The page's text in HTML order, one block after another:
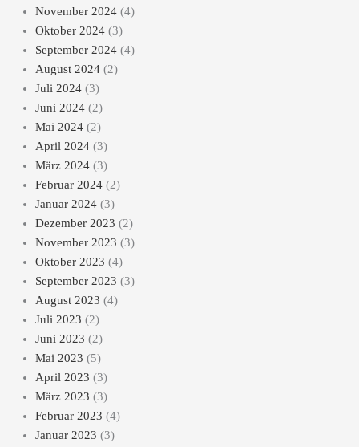
November 2024(4)
Oktober 2024(3)
September 2024(4)
August 2024(2)
Juli 2024(3)
Juni 2024(2)
Mai 2024(2)
April 2024(3)
März 2024(3)
Februar 2024(2)
Januar 2024(3)
Dezember 2023 (2)
November 2023 (3)
Oktober 2023 (4)
September 2023 (3)
August 2023 (4)
Juli 2023 (2)
Juni 2023 (2)
Mai 2023 (5)
April 2023 (3)
März 2023 (3)
Februar 2023 (4)
Januar 2023 (3)